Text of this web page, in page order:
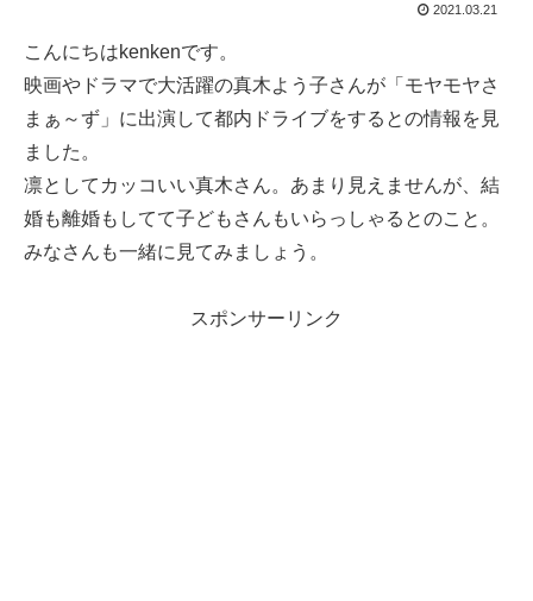
2021.03.21
こんにちはkenkenです。
映画やドラマで大活躍の真木よう子さんが「モヤモヤさ
まぁ～ず」に出演して都内ドライブをするとの情報を見
ました。
凛としてカッコいい真木さん。あまり見えませんが、結
婚も離婚もしてて子どもさんもいらっしゃるとのこと。
みなさんも一緒に見てみましょう。
スポンサーリンク